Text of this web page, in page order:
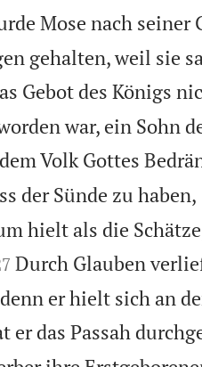
Mose nach
gehalten, weil sie
Gebot des Königs
war, ein Sohn
Volk Gottes
der Sünde zu haben,
hielt als die
Durch Glauben
er hielt sich an
er das Passah